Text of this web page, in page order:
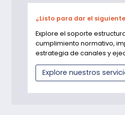
¿Listo para dar el
Explore el soporte
cumplimiento normativo,
estrategia de canales y
Explore nuestros